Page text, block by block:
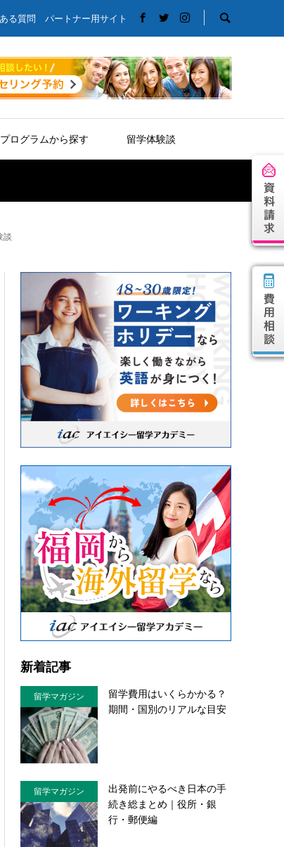
る質問 パートナー用サイト
プログラムから探す 留学体験談
談
新着記事
留学マガジン
留学費用はいくらかかる？
期間・国別のリアルな目安
留学マガジン
出発前にやるべき日本の手
続き総まとめ｜役所・銀
行・郵便編